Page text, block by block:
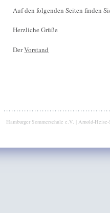
Auf den folgenden Seiten finden
Herzliche Grüße
DerVorstand
Hamburger Sommerschule e.V. | Arnold-